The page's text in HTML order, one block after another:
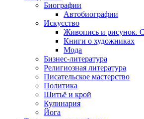
Биографии
Автобиографии
Искусство
Живопись и рисунок.
Книги о художниках
Мода
Бизнес-литература
Религиозная литература
Писательское мастерство
Политика
Шитьё и крой
Кулинария
Йога